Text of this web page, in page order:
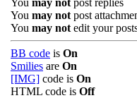
You may not post replies
You may not post
You may not edit your
BB code is On
Smilies are On
[IMG] code is On
HTML code is Off